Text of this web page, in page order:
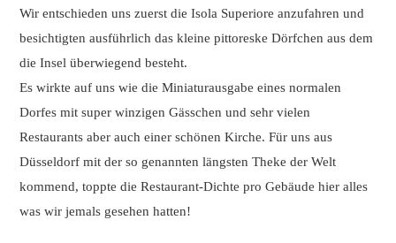
Wir entschieden uns zuerst die Isola Superiore anzufahren und
besichtigten ausführlich das kleine pittoreske Dörfchen aus dem
die Insel überwiegend besteht.
Es wirkte auf uns wie die Miniaturausgabe eines normalen
Dorfes mit super winzigen Gässchen und sehr vielen
Restaurants aber auch einer schönen Kirche. Für uns aus
Düsseldorf mit der so genannten längsten Theke der Welt
kommend, toppte die Restaurant-Dichte pro Gebäude hier alles
was wir jemals gesehen hatten!